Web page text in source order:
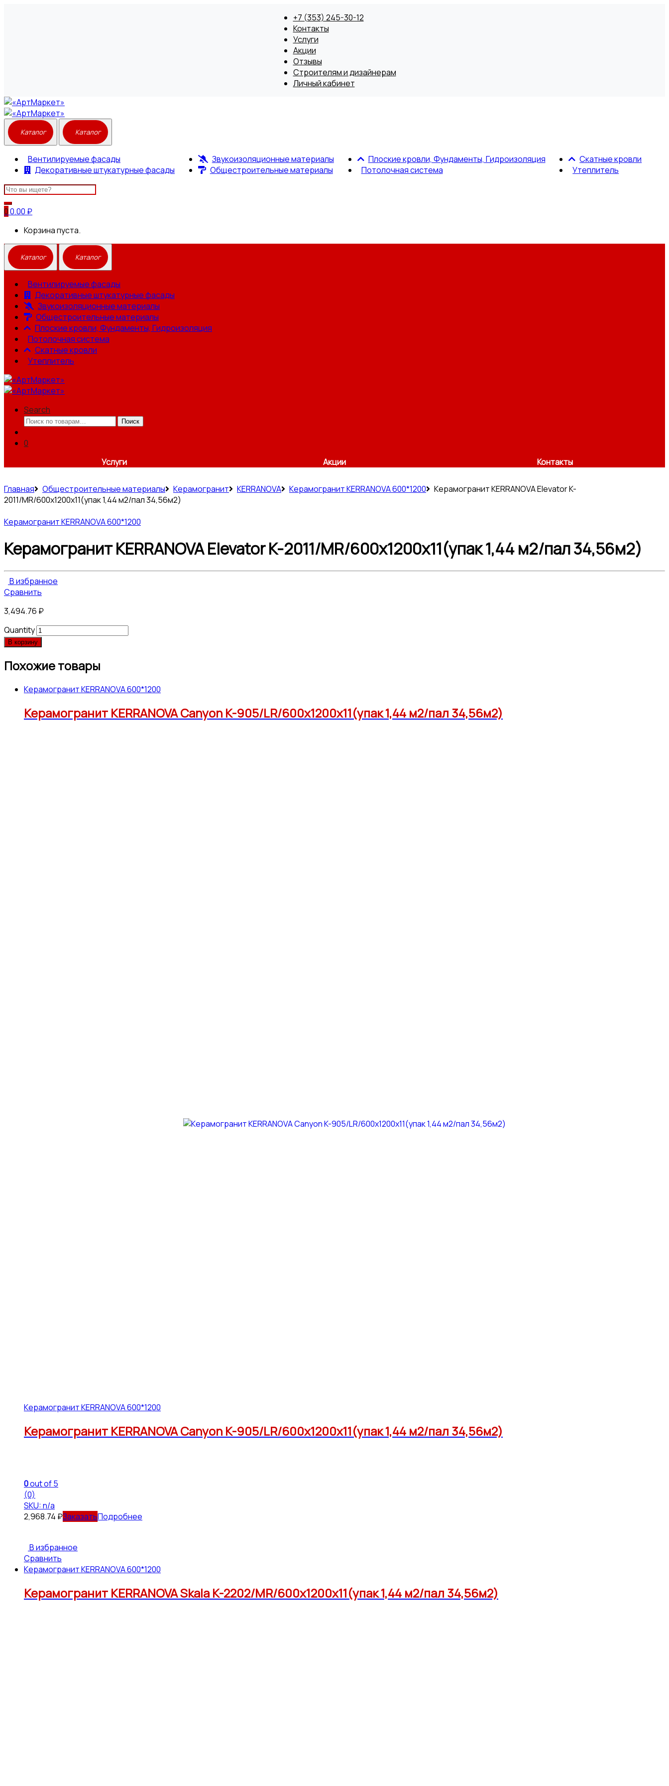
Вентилируемые фасады
Декоративные штукатурные фасады
Звукоизоляционные материалы
Общестроительные материалы
Плоские кровли, Фундаменты, Гидроизоляция
Потолочная система
Скатные кровли
Утеплитель
Search
for:
00.00 ₽
Корзина пуста.
+7 (353) 245-30-12
Контакты
Услуги
Акции
Отзывы
Строителям и дизайнерам
Личный кабинет
Вентилируемые фасады
Декоративные штукатурные фасады
Звукоизоляционные материалы
Общестроительные материалы
Плоские кровли, Фундаменты, Гидроизоляция
Потолочная система
Скатные кровли
Утеплитель
Search
Искать:
Поиск
0
Услуги
Акции Контакты
Главная Общестроительные материалы Керамогранит KERRANOVA Керамогранит KERRANOVA 600*1200
Керамогранит KERRANOVA Elevator K-
2011/MR/600x1200x11(упак 1,44 м2/пал 34,56м2)
Керамогранит KERRANOVA 600*1200
Керамогранит KERRANOVA Elevator K-2011/MR/600x1200x11(упак 1,44 м2/пал 34,56м2)
В избранное
Сравнить
3,494.76 ₽
Quantity
В корзину
Похожие товары
Керамогранит KERRANOVA 600*1200
Керамогранит KERRANOVA Canyon K-905/LR/600x1200x11(упак 1,44 м2/пал 34,56м2)
Керамогранит KERRANOVA 600*1200
Керамогранит KERRANOVA Canyon K-905/LR/600x1200x11(упак 1,44 м2/пал 34,56м2)
0out of 5
(0)
SKU: n/a
2,968.74 ₽ Подробнее
В избранное
Сравнить
Керамогранит KERRANOVA 600*1200
Керамогранит KERRANOVA Skala K-2202/MR/600x1200x11(упак 1,44 м2/пал 34,56м2)